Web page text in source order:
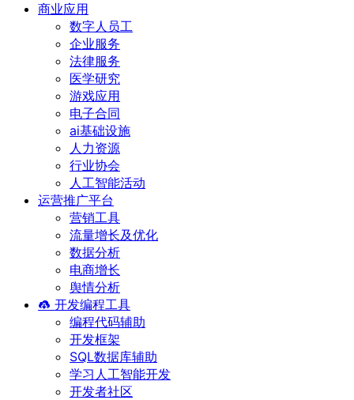
商业应用
数字人员工
企业服务
法律服务
医学研究
游戏应用
电子合同
ai基础设施
人力资源
行业协会
人工智能活动
运营推广平台
营销工具
流量增长及优化
数据分析
电商增长
舆情分析
开发编程工具
编程代码辅助
开发框架
SQL数据库辅助
学习人工智能开发
开发者社区